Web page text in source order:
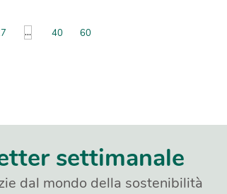
... 40 60
settimanale
dal mondo della sostenibilità